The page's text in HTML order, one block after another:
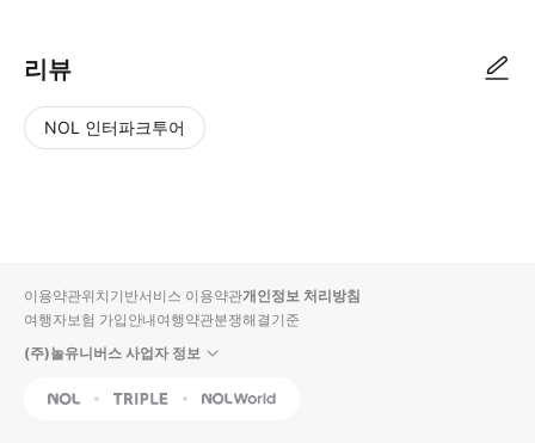
리뷰
NOL 인터파크투어
입니
다.
순
상
이용약관위치기반서비스 이용약관개인정보 처리방침
여행자보험 가입안내여행약관분쟁해결기준
(주)놀유니버스 사업자 정보
NOL Triple Interpark Global